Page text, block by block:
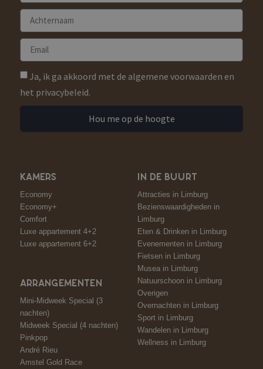
Ja, ik ga akkoord met de algemene voorwaarden en
het privacybeleid.
Hou me op de hoogte
KAMERS
Economy
Economy+
Comfort
Luxe appartement 4+2
Luxe appartement 6+2
ARRANGEMENTEN
Mini-Midweek Special (3
nachten)
Midweek Special (4 nachten)
Pinkpop
André Rieu
Amstel Gold Race
IN DE BUURT
Attracties in Limburg
Bezienswaardigheden in
Limburg
Eten & Drinken in Limburg
Evenementen in Limburg
Fietsen in Limburg
Musea in Limburg
Natuurschoon in Limburg
Overigen
Overnachten in Limburg
Sport in Limburg
Wandelen in Limburg
Wellness in Limburg